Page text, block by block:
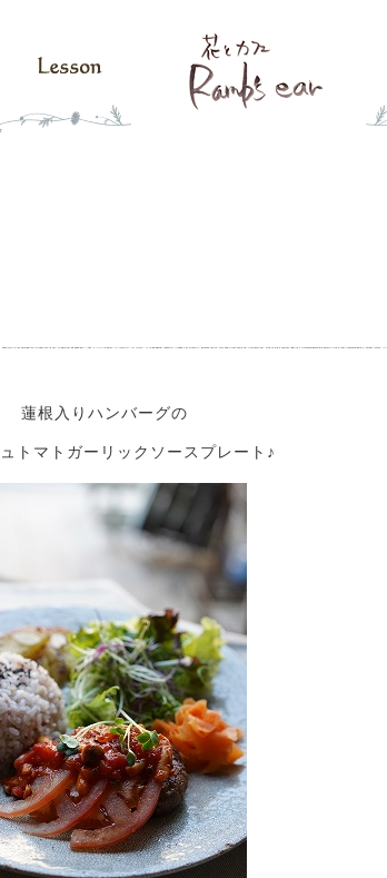
蓮根入りハンバーグの
トマトガーリックソースプレート♪